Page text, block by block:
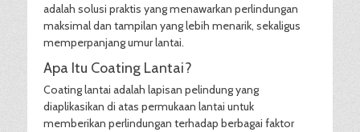
adalah solusi praktis yang menawarkan perlindungan
maksimal dan tampilan yang lebih menarik, sekaligus
memperpanjang umur lantai.
Apa Itu Coating Lantai?
Coating lantai adalah lapisan pelindung yang
diaplikasikan di atas permukaan lantai untuk
memberikan perlindungan terhadap berbagai faktor